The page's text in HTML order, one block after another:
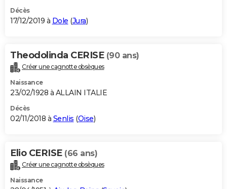
Décès
17/12/2019 à Dole (Jura)
Theodolinda CERISE (90 ans)
Créer une cagnotte obsèques
Naissance
23/02/1928 à ALLAIN ITALIE
Décès
02/11/2018 à Senlis (Oise)
Elio CERISE (66 ans)
Créer une cagnotte obsèques
Naissance